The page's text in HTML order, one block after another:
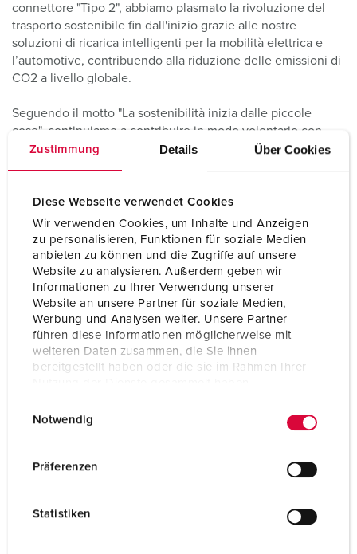
Zustimmung Details Über Cookies
Diese Webseite verwendet Cookies
Wir verwenden Cookies, um Inhalte und Anzeigen
zu personalisieren, Funktionen für soziale Medien
anbieten zu können und die Zugriffe auf unsere
Website zu analysieren. Außerdem geben wir
Informationen zu Ihrer Verwendung unserer
Website an unsere Partner für soziale Medien,
Werbung und Analysen weiter. Unsere Partner
führen diese Informationen möglicherweise mit
weiteren Daten zusammen, die Sie ihnen
bereitgestellt haben oder die sie im Rahmen Ihrer
Notwendig
Präferenzen
Statistiken
connettore "Tipo 2", abbiamo plasmato la rivoluzione del
trasporto sostenibile fin dall'inizio grazie alle nostre
soluzioni di ricarica intelligenti per la mobilità elettrica e
l’automotive, contribuendo alla riduzione delle emissioni di
CO2 a livello globale.
Seguendo il motto "La sostenibilità inizia dalle piccole
cose", continuiamo a contribuire in modo volontario con
attività sostenibili nella nostra produzione e
Attualmente, stiamo lavorando in un dipartimento e a un
consiglio di sostenibilità per determinare come possiamo
operare in modo ancora più ecologico come azienda e
agire in modo più sostenibile a livello sociale ed economico
– nella nostra produzione, nei nostri uffici, con le nostre
soluzioni di prodotto, con i nostri dipendenti e partner
commerciali.